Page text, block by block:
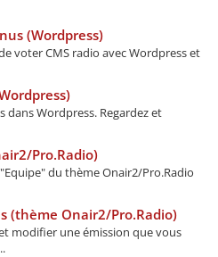
(Wordpress)
voter CMS radio avec Wordpress et
dans Wordpress. Regardez et
Pro.Radio)
du thème Onair2/Pro.Radio
(thème Onair2/Pro.Radio)
modifier une émission que vous